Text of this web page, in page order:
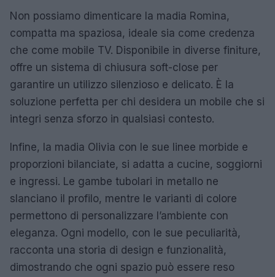
Non possiamo dimenticare la madia Romina,
compatta ma spaziosa, ideale sia come credenza
che come mobile TV. Disponibile in diverse finiture,
offre un sistema di chiusura soft-close per
garantire un utilizzo silenzioso e delicato. È la
soluzione perfetta per chi desidera un mobile che si
integri senza sforzo in qualsiasi contesto.
Infine, la madia Olivia con le sue linee morbide e
proporzioni bilanciate, si adatta a cucine, soggiorni
e ingressi. Le gambe tubolari in metallo ne
slanciano il profilo, mentre le varianti di colore
permettono di personalizzare l’ambiente con
eleganza. Ogni modello, con le sue peculiarità,
racconta una storia di design e funzionalità,
dimostrando che ogni spazio può essere reso